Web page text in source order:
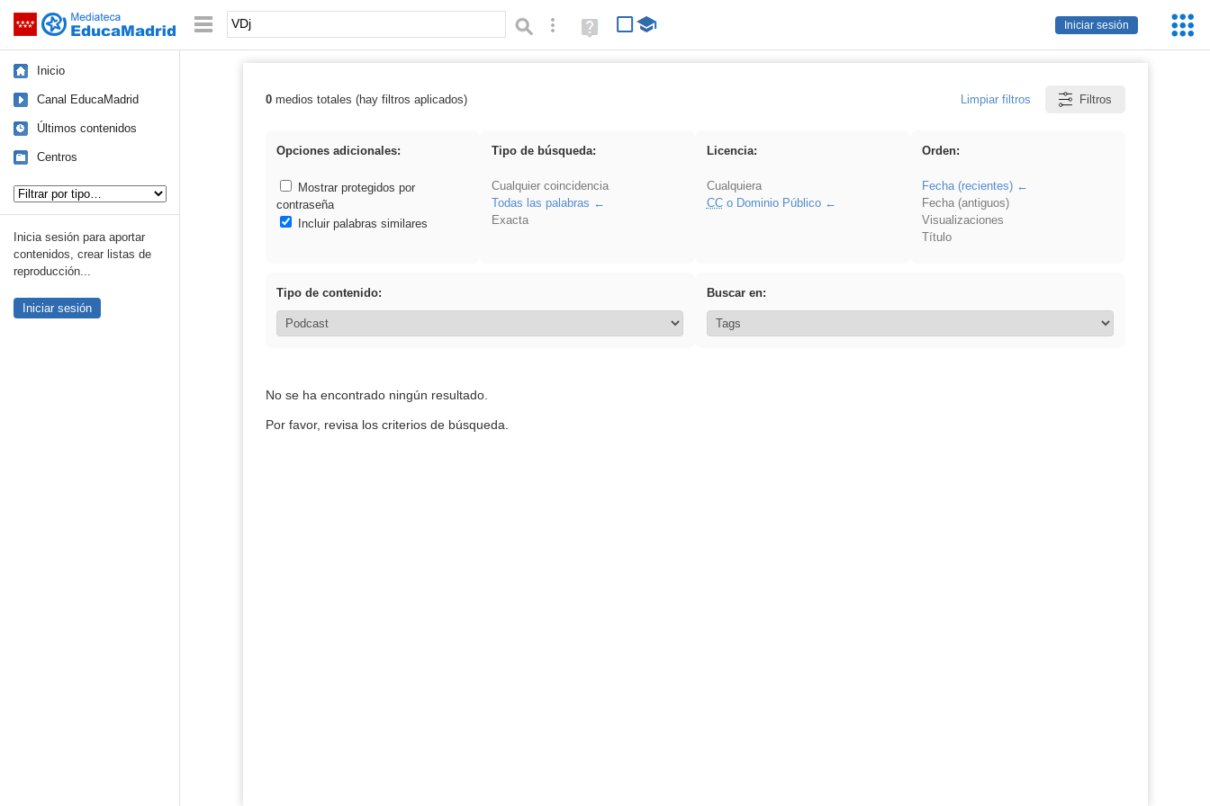
Saltar navegación
Iniciar sesión
Palabra o frase: Búsqueda avanzada
Ayuda
(en
Inicio
Canal EducaMadrid
Últimos contenidos
Centros
Inicia sesión para aportar
contenidos, crear listas de
reproducción...
Iniciar sesión
Resultados de: VDj
0medios totales (hay filtros aplicados) Limpiar filtros Filtros
Opciones adicionales:
Mostrar protegidos por
contraseña
Incluir palabras similares
Tipo de búsqueda:
Cualquier coincidencia
Todas las palabras
Exacta
Licencia:
Cualquiera
CCo Dominio Público
Orden:
Fecha (recientes)
Fecha (antiguos)
Visualizaciones
Título
Tipo de contenido: Buscar en:
No se ha encontrado ningún resultado.
Por favor, revisa los criterios de búsqueda.